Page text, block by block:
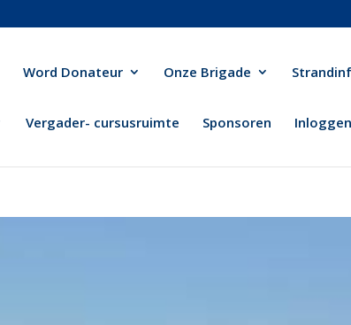
Word Donateur Onze Brigade
Vergader- cursusruimte Sponsoren Inloggen